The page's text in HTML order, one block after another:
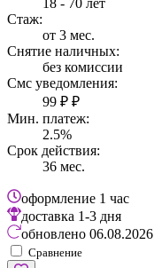
Стаж:
от 3 мес.
Снятие наличных:
без комиссии
Смс уведомления:
99 ₽ ₽
Мин. платеж:
2.5%
Срок действия:
36 мес.
оформление 1 час
доставка 1-3 дня
обновлено 06.08.2026
Сравнение